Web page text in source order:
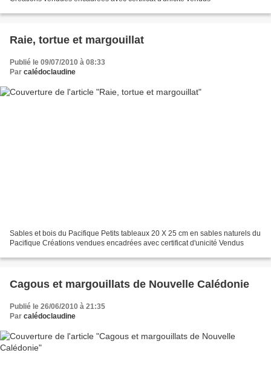
Raie, tortue et margouillat
Publié le 09/07/2010 à 08:33
Par calédoclaudine
Sables et bois du Pacifique Petits tableaux 20 X 25 cm en sables naturels du
Pacifique Créations vendues encadrées avec certificat d'unicité Vendus
Cagous et margouillats de Nouvelle Calédonie
Publié le 26/06/2010 à 21:35
Par calédoclaudine